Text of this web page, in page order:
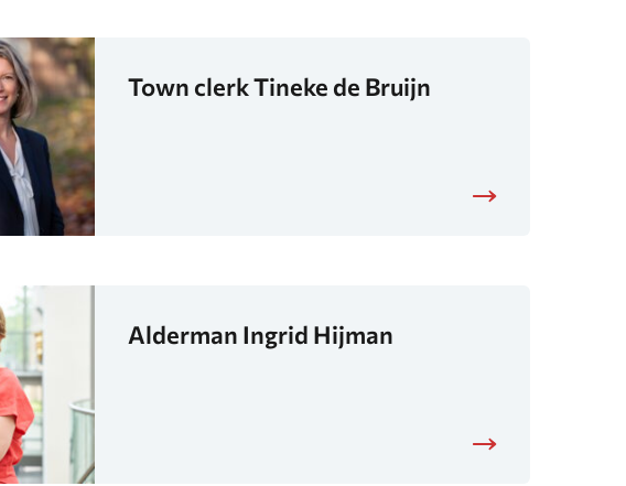
Town clerk Tineke de Bruijn
Alderman Ingrid Hijman